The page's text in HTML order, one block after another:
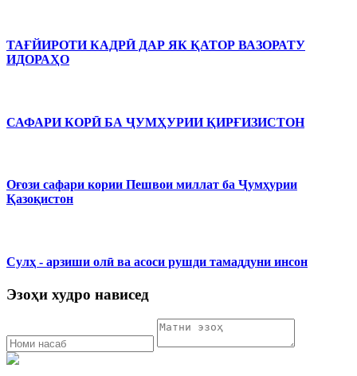
ТАҒЙИРОТИ КАДРӢ ДАР ЯК ҚАТОР ВАЗОРАТУ
ИДОРАҲО
САФАРИ КОРӢ БА ҶУМҲУРИИ ҚИРҒИЗИСТОН
Оғози сафари кории Пешвои миллат ба Ҷумҳурии
Қазоқистон
Сулҳ - арзиши олӣ ва асоси рушди тамаддуни инсон
Эзоҳи худро нависед